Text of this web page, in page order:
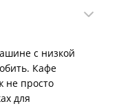
с низкой
Кафе
не просто
для